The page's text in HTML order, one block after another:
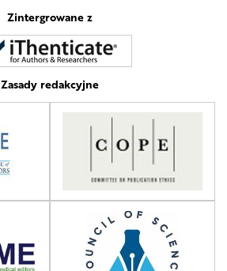
Zintergrowane z
Zasady redakcyjne